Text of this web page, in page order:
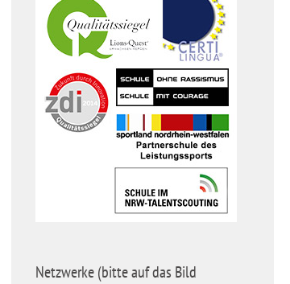
Netzwerke (bitte auf das Bild